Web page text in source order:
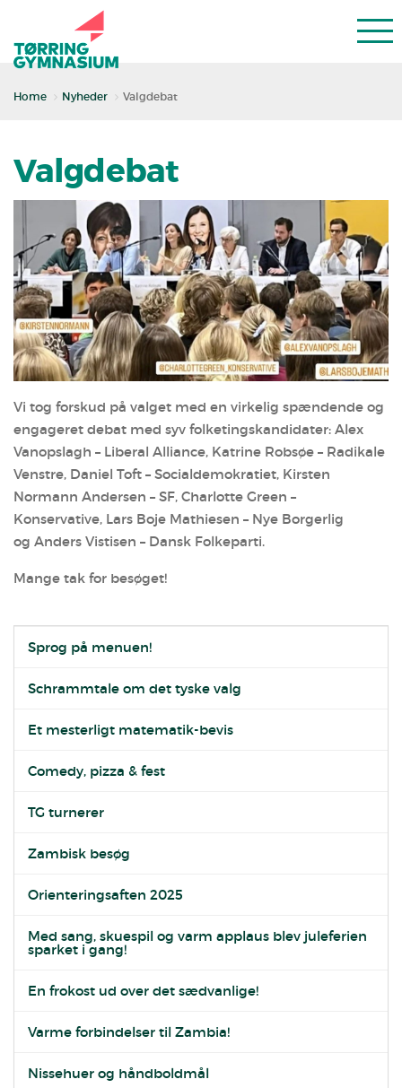
Home Nyheder Valgdebat
Valgdebat
Vi tog forskud på valget med en virkelig spændende og
engageret debat med syv folketingskandidater: Alex
Vanopslagh – Liberal Alliance, Katrine Robsøe – Radikale
Venstre, Daniel Toft – Socialdemokratiet, Kirsten
Normann Andersen – SF, Charlotte Green –
Konservative, Lars Boje Mathiesen – Nye Borgerlig
og Anders Vistisen – Dansk Folkeparti.
Mange tak for besøget!
Sprog på menuen!
Schrammtale om det tyske valg
Et mesterligt matematik-bevis
Comedy, pizza & fest
TG turnerer
Zambisk besøg
Orienteringsaften 2025
Med sang, skuespil og varm applaus blev juleferien
sparket i gang!
En frokost ud over det sædvanlige!
Varme forbindelser til Zambia!
Nissehuer og håndboldmål